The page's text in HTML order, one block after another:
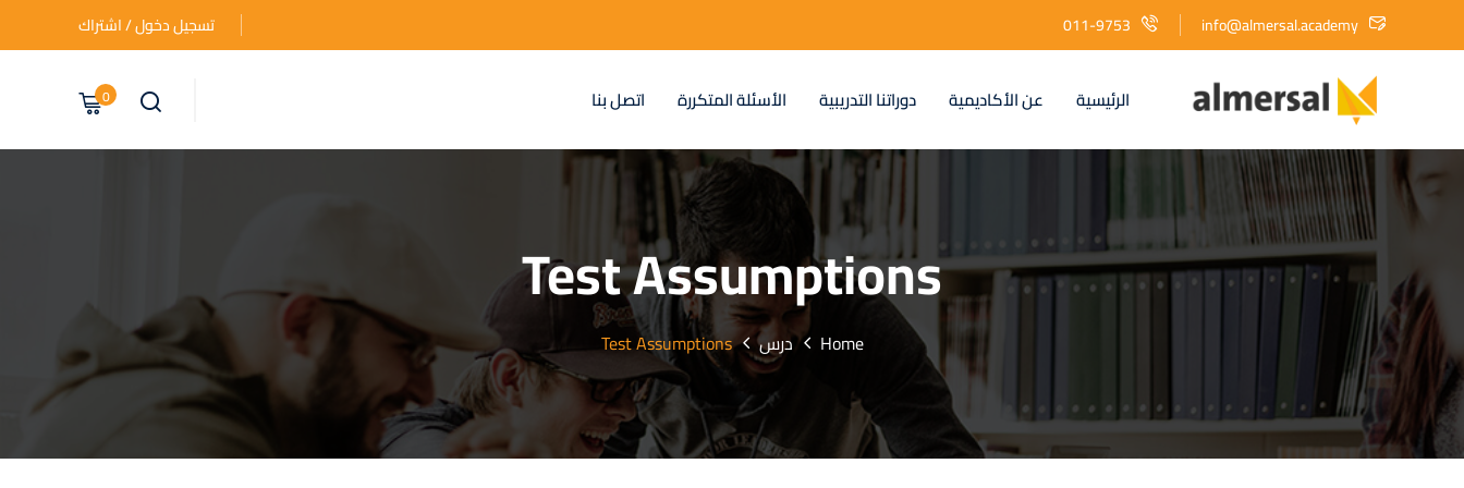
info@almersal.academy
011-9753 تسجيل دخول / اشتراك
الرئيسية عن الأكاديمية دوراتنا التدريبية الأسئلة المتكررة اتصل بنا 0
Test Assumptions
Home درس Test Assumptions